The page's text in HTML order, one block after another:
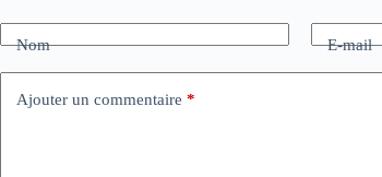
Nom E-mail
Ajouter un commentaire *